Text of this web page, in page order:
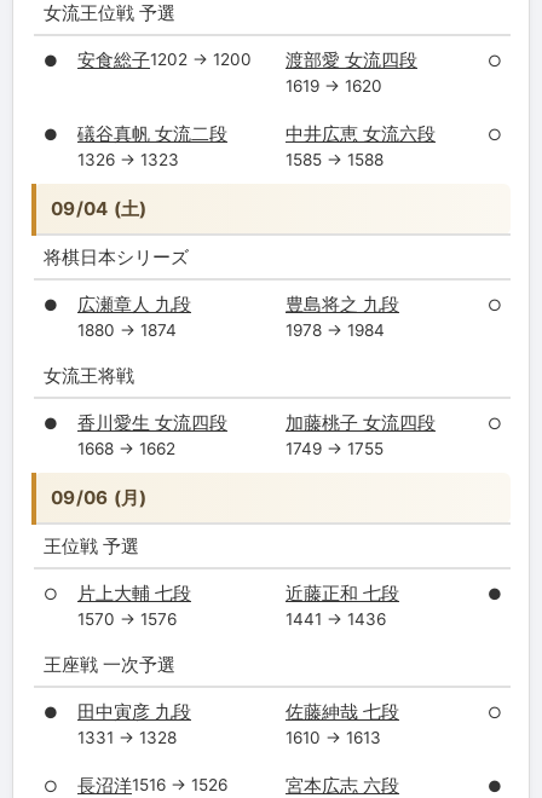
女流王位戦 予選
● 安食総子1202 → 1200 渡部愛 女流四段
1619 → 1620
○
● 礒谷真帆 女流二段
1326 → 1323
中井広恵 女流六段
1585 → 1588
○
09/04 (土)
将棋日本シリーズ
● 広瀬章人 九段
1880 → 1874
豊島将之 九段
1978 → 1984
○
女流王将戦
● 香川愛生 女流四段
1668 → 1662
加藤桃子 女流四段
1749 → 1755
○
09/06 (月)
王位戦 予選
○ 片上大輔 七段
1570 → 1576
近藤正和 七段
1441 → 1436
●
王座戦 一次予選
● 田中寅彦 九段
1331 → 1328
佐藤紳哉 七段
1610 → 1613
○
○ 長沼洋1516 → 1526 宮本広志 六段 ●